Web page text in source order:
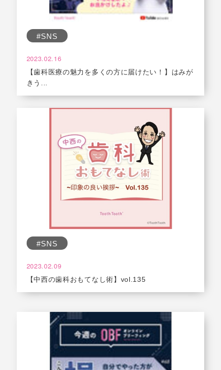
#SNS
2023.02.16
【歯科医療の魅力を多くの方に届けたい！】はみが
きう...
#SNS
2023.02.09
【中西の歯科おもてなし術】vol.135